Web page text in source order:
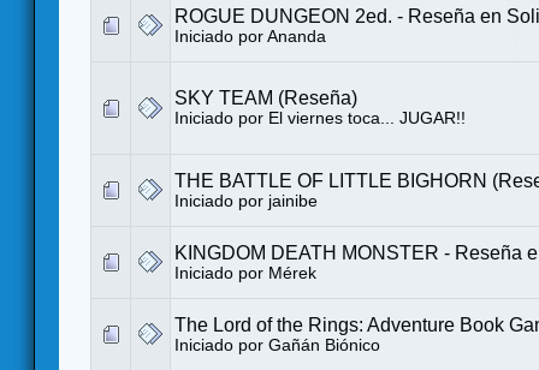
ROGUE DUNGEON 2ed. - Reseña en
Iniciado por Ananda
SKY TEAM (Reseña)
Iniciado por El viernes toca... JUGAR!!
THE BATTLE OF LITTLE BIGHORN
Iniciado por jainibe
KINGDOM DEATH MONSTER - Reseña
Iniciado por Mérek
The Lord of the Rings: Adventure Book
Iniciado por Gañán Biónico